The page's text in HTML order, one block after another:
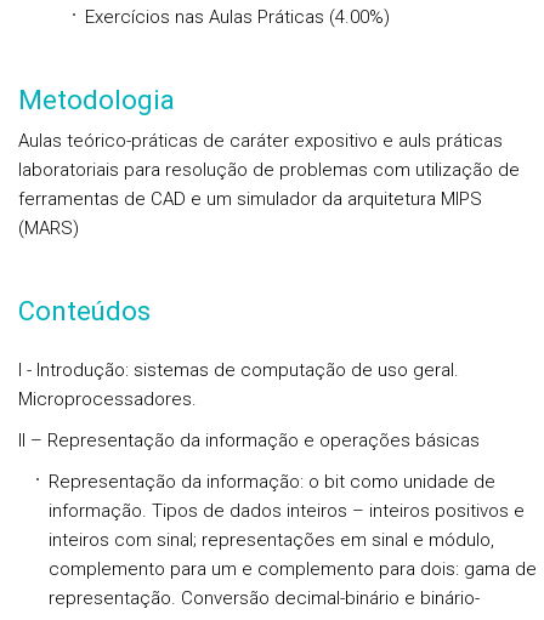
Exercícios nas Aulas Práticas (4.00%)
Metodologia
Aulas teórico-práticas de caráter expositivo e auls práticas
laboratoriais para resolução de problemas com utilização de
ferramentas de CAD e um simulador da arquitetura MIPS
(MARS)
Conteúdos
I - Introdução: sistemas de computação de uso geral.
Microprocessadores.
II – Representação da informação e operações básicas
Representação da informação: o bit como unidade de
informação. Tipos de dados inteiros – inteiros positivos e
inteiros com sinal; representações em sinal e módulo,
complemento para um e complemento para dois: gama de
representação. Conversão decimal-binário e binário-